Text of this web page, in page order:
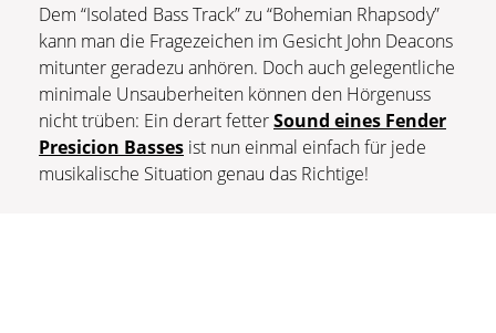
Dem “Isolated Bass Track” zu “Bohemian Rhapsody”
kann man die Fragezeichen im Gesicht John Deacons
mitunter geradezu anhören. Doch auch gelegentliche
minimale Unsauberheiten können den Hörgenuss
nicht trüben: Ein derart fetterSound eines Fender
Presicion Basses ist nun einmal einfach für jede
musikalische Situation genau das Richtige!